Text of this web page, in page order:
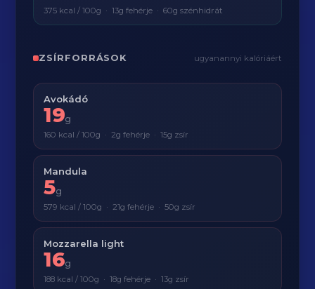
375 kcal / 100g · 13g fehérje · 60g szénhidrát
ZSÍRFORRÁSOK ugyanannyi kalóriáért
Avokádó
19g
160 kcal / 100g · 2g fehérje · 15g zsír
Mandula
5g
579 kcal / 100g · 21g fehérje · 50g zsír
Mozzarella light
16g
188 kcal / 100g · 18g fehérje · 13g zsír